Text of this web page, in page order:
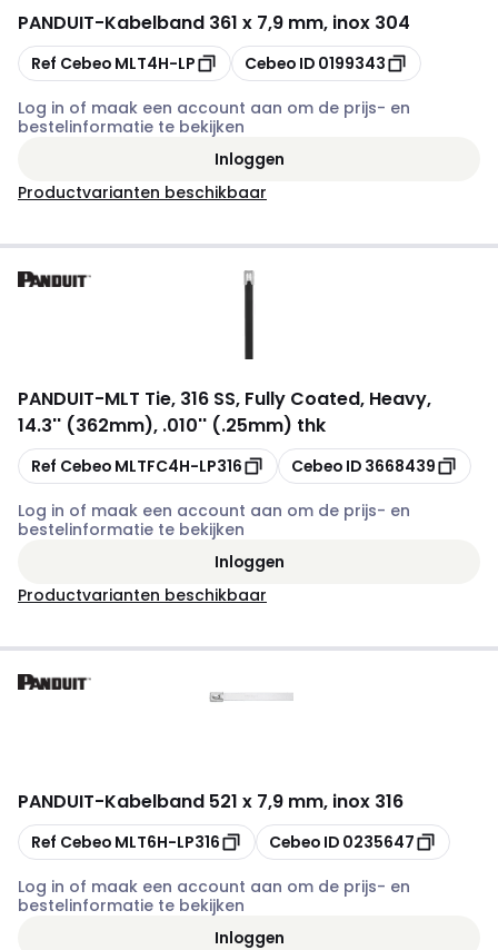
PANDUIT-Kabelband 361 x 7,9 mm, inox 304
Kopiëren
Ref Cebeo MLT4H-LP Kopiëren
Cebeo ID 0199343
Log in of maak een account aan om de prijs- en
bestelinformatie te bekijken
Inloggen
Productvarianten beschikbaar
PANDUIT-MLT Tie, 316 SS, Fully Coated, Heavy,
14.3'' (362mm), .010'' (.25mm) thk
Kopiëren
Ref Cebeo MLTFC4H-LP316 Kopiëren
Cebeo ID 3668439
Log in of maak een account aan om de prijs- en
bestelinformatie te bekijken
Inloggen
Productvarianten beschikbaar
PANDUIT-Kabelband 521 x 7,9 mm, inox 316
Kopiëren
Ref Cebeo MLT6H-LP316 Kopiëren
Cebeo ID 0235647
Log in of maak een account aan om de prijs- en
bestelinformatie te bekijken
Inloggen